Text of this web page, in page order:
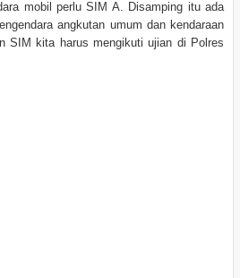
mobil perlu SIM A. Disamping itu ada
angkutan umum dan kendaraan
SIM kita harus mengikuti ujian di Polres